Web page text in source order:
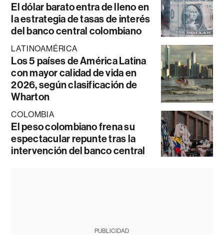
El dólar barato entra de lleno en
la estrategia de tasas de interés
del banco central colombiano
LATINOAMÉRICA
Los 5 países de América Latina
con mayor calidad de vida en
2026, según clasificación de
Wharton
COLOMBIA
El peso colombiano frena su
espectacular repunte tras la
intervención del banco central
PUBLICIDAD